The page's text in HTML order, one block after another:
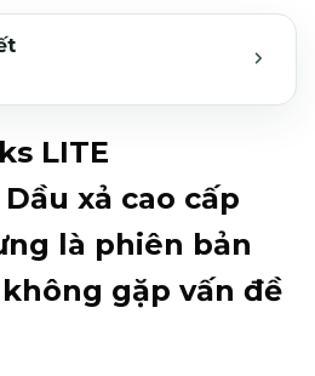
LITE
xả cao cấp
là phiên bản
gặp vấn đề